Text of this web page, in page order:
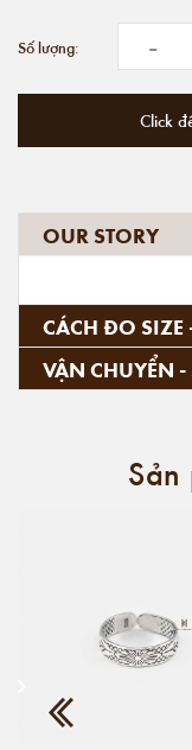
Số lượng: -
Click
OUR STORY
CÁCH ĐO SIZE
VẬN CHUYỂN